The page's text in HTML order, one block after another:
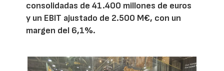
consolidadas de 41.400 millones de euros
y un EBIT ajustado de 2.500 M€, con un
margen del 6,1%.